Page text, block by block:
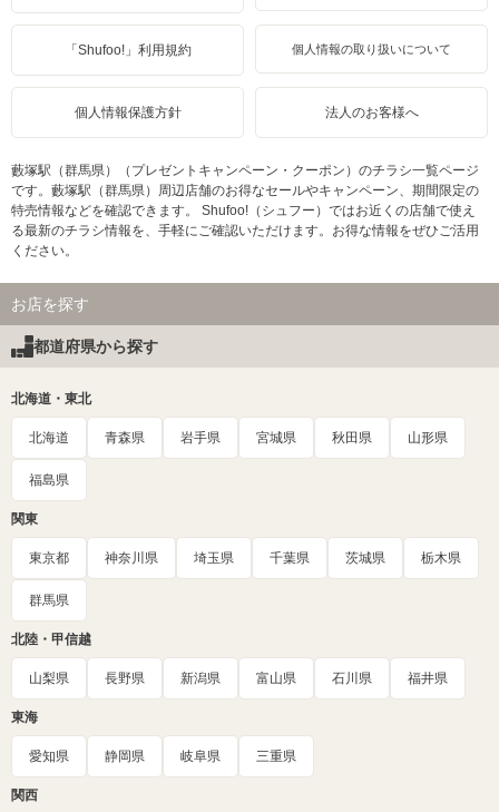
「Shufoo!」利用規約 個人情報の取り扱いについて
個人情報保護方針 法人のお客様へ
藪塚駅（群馬県）（プレゼントキャンペーン・クーポン）のチラシ一覧ページ
です。藪塚駅（群馬県）周辺店舗のお得なセールやキャンペーン、期間限定の
特売情報などを確認できます。 Shufoo!（シュフー）ではお近くの店舗で使え
る最新のチラシ情報を、手軽にご確認いただけます。お得な情報をぜひご活用
ください。
お店を探す
都道府県から探す
北海道・東北
北海道 青森県 岩手県 宮城県 秋田県 山形県
福島県
関東
東京都 神奈川県 埼玉県 千葉県 茨城県 栃木県
群馬県
北陸・甲信越
山梨県 長野県 新潟県 富山県 石川県 福井県
東海
愛知県 静岡県 岐阜県 三重県
関西